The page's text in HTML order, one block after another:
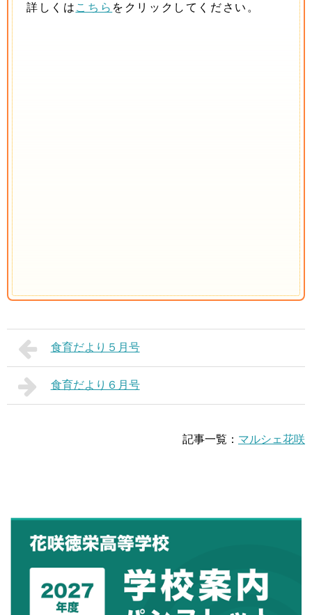
詳しくは こちら をクリックしてください。
食育だより５月号
食育だより６月号
記事一覧： マルシェ花咲